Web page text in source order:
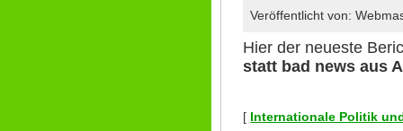
Veröffentlicht von:
Hier der neueste
statt bad news aus
[ Internationale Politik